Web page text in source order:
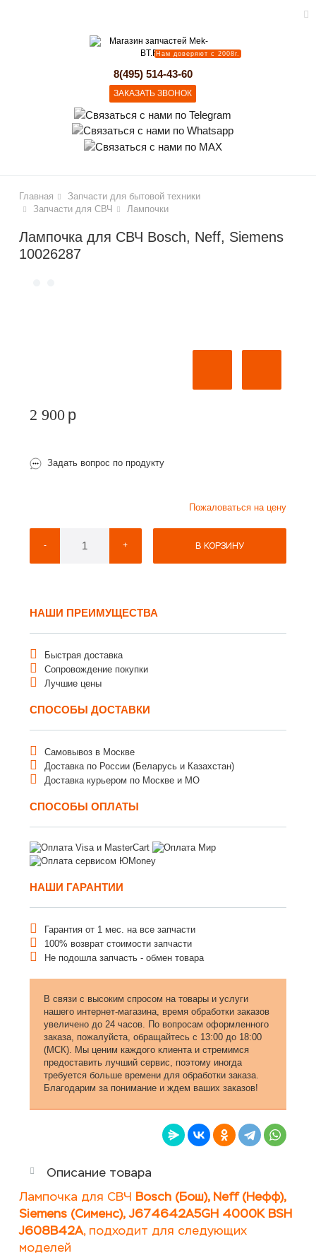
Нам доверяют с 2008г.
8(495) 514-43-60
ЗАКАЗАТЬ ЗВОНОК
Главная
Запчасти для бытовой техники
Запчасти для СВЧ
Лампочки
Лампочка для СВЧ Bosch, Neff, Siemens
10026287
2 900 p
Задать вопрос по продукту
Пожаловаться на цену
- + В КОРЗИНУ
НАШИ ПРЕИМУЩЕСТВА
Быстрая доставка
Сопровождение покупки
Лучшие цены
СПОСОБЫ ДОСТАВКИ
Самовывоз в Москве
Доставка по России (Беларусь и Казахстан)
Доставка курьером по Москве и МО
СПОСОБЫ ОПЛАТЫ
НАШИ ГАРАНТИИ
Гарантия от 1 мес. на все запчасти
100% возврат стоимости запчасти
Не подошла запчасть - обмен товара
В связи с высоким спросом на товары и услуги
нашего интернет-магазина, время обработки заказов
увеличено до 24 часов. По вопросам оформленного
заказа, пожалуйста, обращайтесь с 13:00 до 18:00
(МСК). Мы ценим каждого клиента и стремимся
предоставить лучший сервис, поэтому иногда
требуется больше времени для обработки заказа.
Благодарим за понимание и ждем ваших заказов!
Описание товара
Лампочка для СВЧ Bosch (Бош), Neff (Нефф),
Siemens (Сименс), J674642A5GH 4000K BSH
J608B42A, подходит для следующих
моделей